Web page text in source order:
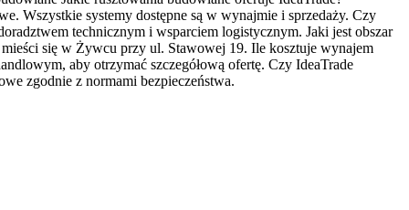
Wszystkie systemy dostępne są w wynajmie i sprzedaży. Czy
technicznym i wsparciem logistycznym. Jaki jest obszar
mieści się w Żywcu przy ul. Stawowej 19. Ile kosztuje wynajem
aby otrzymać szczegółową ofertę. Czy IdeaTrade
zgodnie z normami bezpieczeństwa.